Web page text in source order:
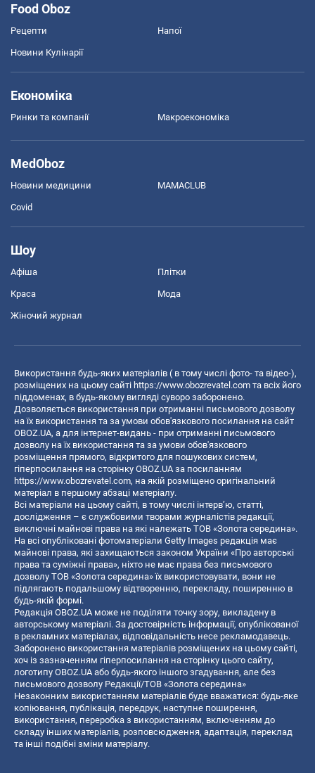
Food Oboz
Рецепти Напої
Новини Кулінарії
Економіка
Ринки та компанії Макроекономіка
MedOboz
Новини медицини MAMACLUB
Covid
Шоу
Афіша Плітки
Краса Мода
Жіночий журнал
Використання будь-яких матеріалів ( в тому числі фото- та відео-),
розміщених на цьому сайті https://www.obozrevatel.com та всіх його
піддоменах, в будь-якому вигляді суворо заборонено.
Дозволяється використання при отриманні письмового дозволу
на їх використання та за умови обов'язкового посилання на сайт
OBOZ.UA, а для інтернет-видань - при отриманні письмового
дозволу на їх використання та за умови обов'язкового
розміщення прямого, відкритого для пошукових систем,
гіперпосилання на сторінку OBOZ.UA за посиланням
https://www.obozrevatel.com, на якій розміщено оригінальний
матеріал в першому абзаці матеріалу.
Всі матеріали на цьому сайті, в тому числі інтерв’ю, статті,
дослідження – є службовими творами журналістів редакції,
виключні майнові права на які належать ТОВ «Золота середина».
На всі опубліковані фотоматеріали Getty Images редакція має
майнові права, які захищаються законом України «Про авторські
права та суміжні права», ніхто не має права без письмового
дозволу ТОВ «Золота середина» їх використовувати, вони не
підлягають подальшому відтворенню, перекладу, поширенню в
будь-якій формі.
Редакція OBOZ.UA може не поділяти точку зору, викладену в
авторському матеріалі. За достовірність інформації, опублікованої
в рекламних матеріалах, відповідальність несе рекламодавець.
Заборонено використання матеріалів розміщених на цьому сайті,
хоч із зазначенням гіперпосилання на сторінку цього сайту,
логотипу OBOZ.UA або будь-якого іншого згадування, але без
письмового дозволу Редакції/ТОВ «Золота середина»
Незаконним використанням матеріалів буде вважатися: будь-яке
копiювання, публiкацiя, передрук, наступне поширення,
використання, переробка з використанням, включенням до
складу інших матеріалів, розповсюдження, адаптація, переклад
та інші подібні зміни матеріалу.